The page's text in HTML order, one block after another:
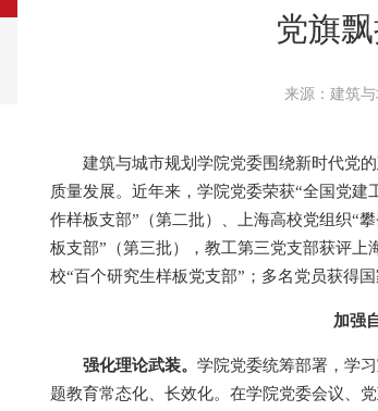
党旗
来源：建筑
建筑与城市规划学院党委围绕新时代党
质量发展。近年来，学院党委荣获“全国党
作样板支部”（第二批）、上海高校党组织“
板支部”（第三批），教工第三党支部获评上
校“百个研究生样板党支部”；多名党员获得国
加强
强化理论武装。 学院党委统筹部署，学
题教育常态化、长效化。在学院党委会议、